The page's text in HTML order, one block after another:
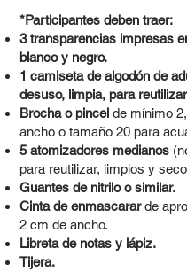
*Participantes deben traer:
3 transparencias impresas
blanco y negro.
1 camiseta de algodón de
desuso, limpia, para
Brocha o pincel de mínimo
ancho o tamaño 20 para
5 atomizadores medianos
para reutilizar, limpios y
Guantes de nitrilo o similar.
Cinta de enmascararde
2 cm de ancho.
Libreta de notas y lápiz.
Tijera.